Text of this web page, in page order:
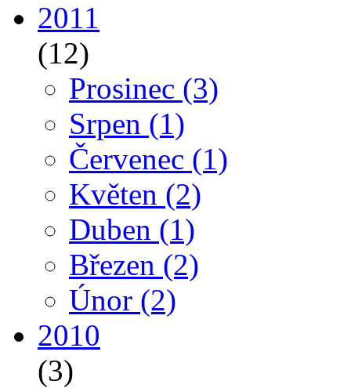
2011
(12)
Prosinec (3)
Srpen (1)
Červenec (1)
Květen (2)
Duben (1)
Březen (2)
Únor (2)
2010
(3)